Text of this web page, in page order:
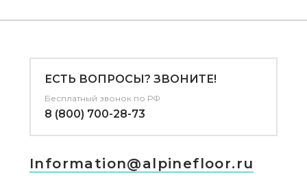
ЕСТЬ ВОПРОСЫ? ЗВОНИТЕ!
Бесплатный звонок по РФ
8 (800) 700-28-73
Information@alpinefloor.ru